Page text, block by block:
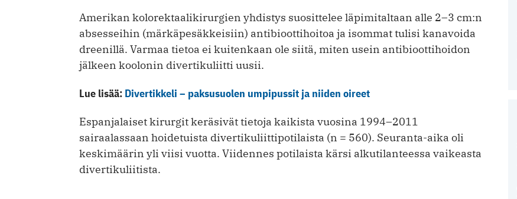
Amerikan kolorektaali­kirurgien yhdistys suosittelee läpimitaltaan alle 2–3 cm:n
absesseihin (märkäpesäkkeisiin) antibioottihoitoa ja isommat tulisi kanavoida
dreenillä. Varmaa tietoa ei kuitenkaan ole siitä, miten usein ­antibioottihoidon
jälkeen koolonin divertikuliitti uusii.
Lue lisää: Divertikkeli – paksusuolen umpipussit ja niiden oireet
Espanjalaiset kirurgit keräsivät tietoja kaikista vuosina 1994–2011
sairaalassaan hoidetuista divertikuliitti­potilaista (n = 560). Seuranta-aika oli
keskimäärin yli viisi vuotta. Viidennes potilaista kärsi alkutilanteessa vaikeasta
divertikuliitista.